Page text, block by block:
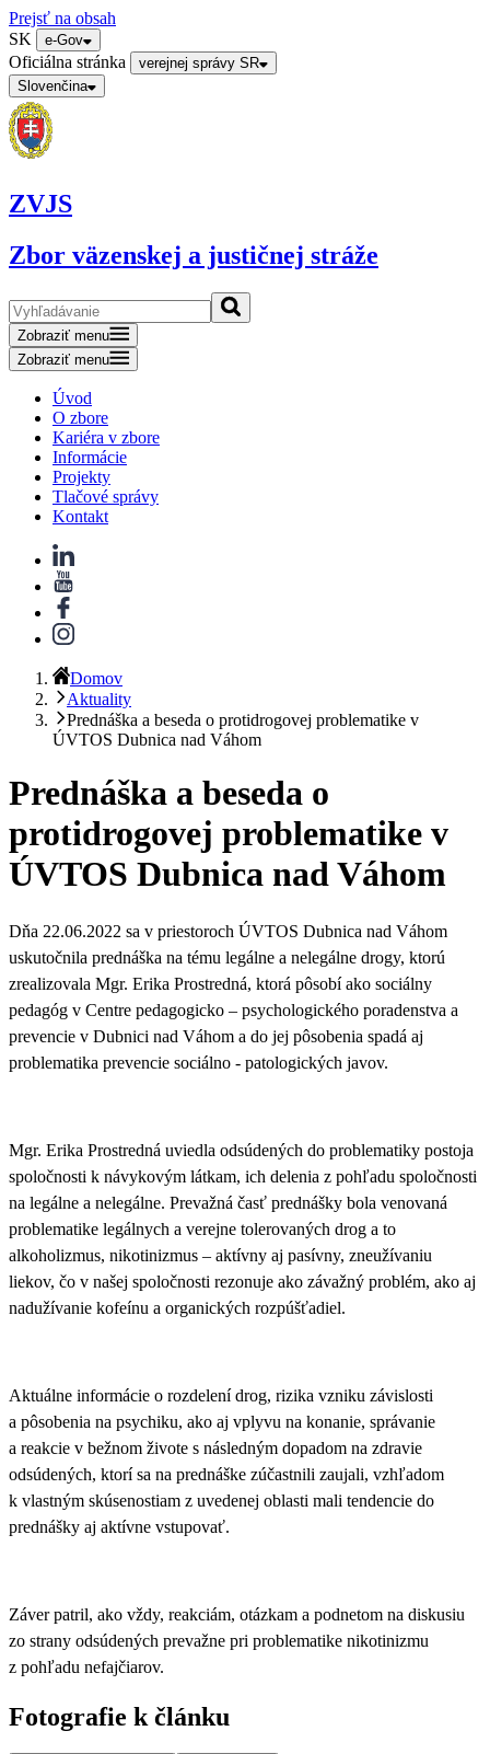
Prejsť na obsah
SK
e-Gov
Oficiálna stránka
verejnej správy SR
Slovenčina
ZVJS
Zbor väzenskej a justičnej stráže
Zobraziť menu
Zobraziť menu
Úvod
O zbore
Kariéra v zbore
Informácie
Projekty
Tlačové správy
Kontakt
Domov
Aktuality
Prednáška a beseda o protidrogovej problematike v
ÚVTOS Dubnica nad Váhom
Prednáška a beseda o
protidrogovej problematike v
ÚVTOS Dubnica nad Váhom
Dňa 22.06.2022 sa v priestoroch ÚVTOS Dubnica nad Váhom
uskutočnila prednáška na tému legálne a nelegálne drogy, ktorú
zrealizovala Mgr. Erika Prostredná, ktorá pôsobí ako sociálny
pedagóg v Centre pedagogicko – psychologického poradenstva a
prevencie v Dubnici nad Váhom a do jej pôsobenia spadá aj
problematika prevencie sociálno - patologických javov.
Mgr. Erika Prostredná uviedla odsúdených do problematiky postoja
spoločnosti k návykovým látkam, ich delenia z pohľadu spoločnosti
na legálne a nelegálne. Prevažná časť prednášky bola venovaná
problematike legálnych a verejne tolerovaných drog a to
alkoholizmus, nikotinizmus – aktívny aj pasívny, zneužívaniu
liekov, čo v našej spoločnosti rezonuje ako závažný problém, ako aj
nadužívanie kofeínu a organických rozpúšťadiel.
Aktuálne informácie o rozdelení drog, rizika vzniku závislosti
a pôsobenia na psychiku, ako aj vplyvu na konanie, správanie
a reakcie v bežnom živote s následným dopadom na zdravie
odsúdených, ktorí sa na prednáške zúčastnili zaujali, vzhľadom
k vlastným skúsenostiam z uvedenej oblasti mali tendencie do
prednášky aj aktívne vstupovať.
Záver patril, ako vždy, reakciám, otázkam a podnetom na diskusiu
zo strany odsúdených prevažne pri problematike nikotinizmu
z pohľadu nefajčiarov.
Fotografie k článku